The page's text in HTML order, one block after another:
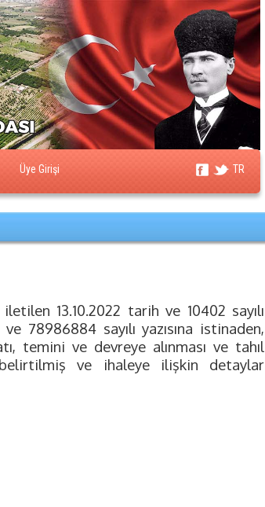
Üye Girişi TR
13.10.2022 tarih ve 10402 sayılı
ve 78986884 sayılı yazısına istinaden,
temini ve devreye alınması ve tahıl
ve ihaleye ilişkin detaylar